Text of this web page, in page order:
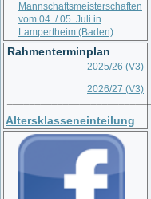
Mannschaftsmeisterschaften
vom 04. / 05. Juli in
Lampertheim (Baden)
Rahmenterminplan
2025/26 (V3)
2026/27 (V3)
Altersklasseneinteilung